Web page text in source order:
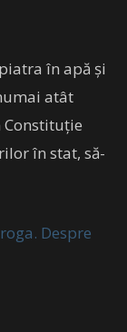
în apă şi
atât
în stat, să-
Despre